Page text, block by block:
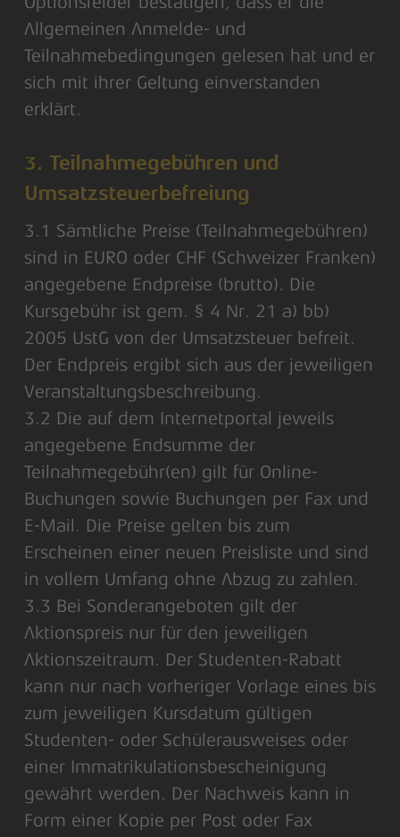
Allgemeinen Anmelde- und
Teilnahmebedingungen gelesen hat und er
sich mit ihrer Geltung einverstanden
erklärt.
3. Teilnahmegebühren und
Umsatzsteuerbefreiung
3.1 Sämtliche Preise (Teilnahmegebühren)
sind in EURO oder CHF (Schweizer Franken)
angegebene Endpreise (brutto). Die
Kursgebühr ist gem. § 4 Nr. 21 a) bb)
2005 UstG von der Umsatzsteuer befreit.
Der Endpreis ergibt sich aus der jeweiligen
Veranstaltungsbeschreibung.
3.2 Die auf dem Internetportal jeweils
angegebene Endsumme der
Teilnahmegebühr(en) gilt für Online-
Buchungen sowie Buchungen per Fax und
E-Mail. Die Preise gelten bis zum
Erscheinen einer neuen Preisliste und sind
in vollem Umfang ohne Abzug zu zahlen.
3.3 Bei Sonderangeboten gilt der
Aktionspreis nur für den jeweiligen
Aktionszeitraum. Der Studenten-Rabatt
kann nur nach vorheriger Vorlage eines bis
zum jeweiligen Kursdatum gültigen
Studenten- oder Schülerausweises oder
einer Immatrikulationsbescheinigung
gewährt werden. Der Nachweis kann in
Form einer Kopie per Post oder Fax